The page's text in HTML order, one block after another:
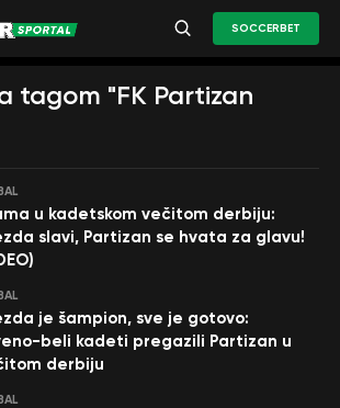
SOCCERBET
tagom "FK Partizan
u kadetskom večitom derbiju:
slavi, Partizan se hvata za glavu!
je šampion, sve je gotovo:
beli kadeti pregazili Partizan u
derbiju